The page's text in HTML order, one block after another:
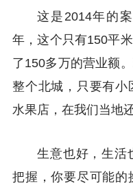
这是2014年的
年，这个只有150平
了150多万的营业额
整个北城，只要有小
水果店，在我们当地
生意也好，生活
把握，你要尽可能的